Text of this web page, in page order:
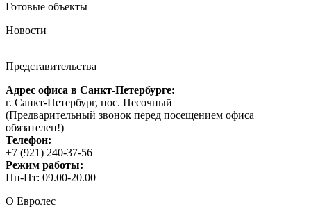
Готовые объекты
Новости
Представительства
Адрес офиса в Санкт-Петербурге:
г. Санкт-Петербург, пос. Песочный
(Предварительный звонок перед посещением офиса
обязателен!)
Телефон:
+7 (921) 240-37-56
Режим работы:
Пн-Пт: 09.00-20.00
О Евролес